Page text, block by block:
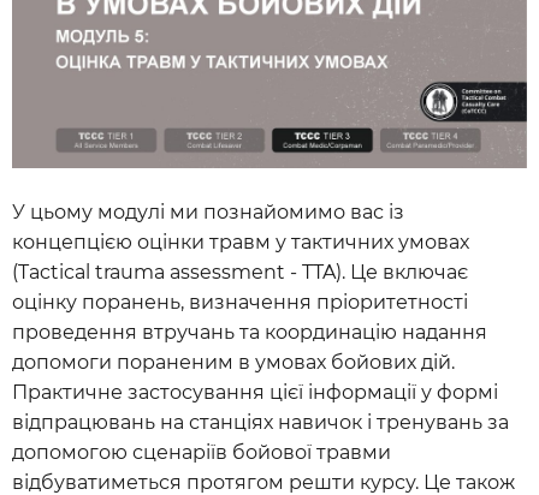
У цьому модулі ми познайомимо вас із
концепцією оцінки травм у тактичних умовах
(Tactical trauma assessment - TTA). Це включає
оцінку поранень, визначення пріоритетності
проведення втручань та координацію надання
допомоги пораненим в умовах бойових дій.
Практичне застосування цієї інформації у формі
відпрацювань на станціях навичок і тренувань за
допомогою сценаріїв бойової травми
відбуватиметься протягом решти курсу. Це також